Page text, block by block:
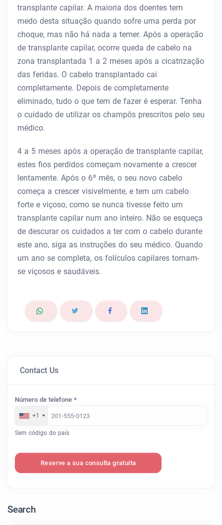
transplante capilar. A maioria dos doentes tem
medo desta situação quando sofre uma perda por
choque, mas não há nada a temer. Após a operação
de transplante capilar, ocorre queda de cabelo na
zona transplantada 1 a 2 meses após a cicatrização
das feridas. O cabelo transplantado cai
completamente. Depois de completamente
eliminado, tudo o que tem de fazer é esperar. Tenha
o cuidado de utilizar os champôs prescritos pelo seu
médico.
4 a 5 meses após a operação de transplante capilar,
estes fios perdidos começam novamente a crescer
lentamente. Após o 6º mês, o seu novo cabelo
começa a crescer visivelmente, e tem um cabelo
forte e viçoso, como se nunca tivesse feito um
transplante capilar num ano inteiro. Não se esqueça
de descurar os cuidados a ter com o cabelo durante
este ano, siga as instruções do seu médico. Quando
um ano se completa, os folículos capilares tornam-
se viçosos e saudáveis.
Contact Us
Número de telefone *
+1
Sem código do país
Reserve a sua consulta gratuita
Search